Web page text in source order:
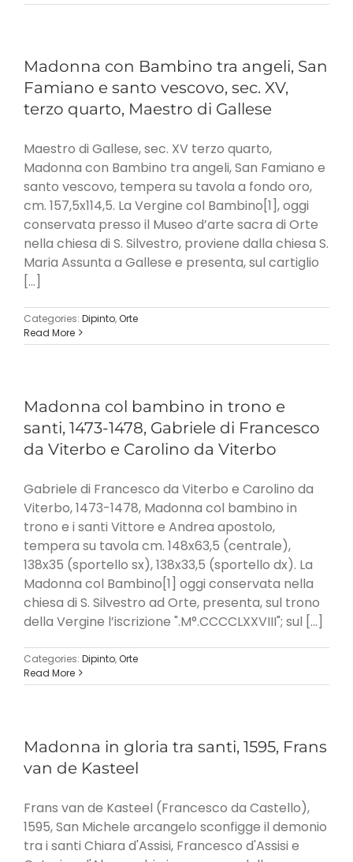
Madonna con Bambino tra angeli, San
Famiano e santo vescovo, sec. XV,
terzo quarto, Maestro di Gallese
Maestro di Gallese, sec. XV terzo quarto,
Madonna con Bambino tra angeli, San Famiano e
santo vescovo, tempera su tavola a fondo oro,
cm. 157,5x114,5. La Vergine col Bambino[1], oggi
conservata presso il Museo d’arte sacra di Orte
nella chiesa di S. Silvestro, proviene dalla chiesa S.
Maria Assunta a Gallese e presenta, sul cartiglio
[...]
Categories: Dipinto,Orte
Read More
Madonna col bambino in trono e
santi, 1473-1478, Gabriele di Francesco
da Viterbo e Carolino da Viterbo
Gabriele di Francesco da Viterbo e Carolino da
Viterbo, 1473-1478, Madonna col bambino in
trono e i santi Vittore e Andrea apostolo,
tempera su tavola cm. 148x63,5 (centrale),
138x35 (sportello sx), 138x33,5 (sportello dx). La
Madonna col Bambino[1] oggi conservata nella
chiesa di S. Silvestro ad Orte, presenta, sul trono
della Vergine l’iscrizione ".M°.CCCCLXXVIII"; sul [...]
Categories: Dipinto,Orte
Read More
Madonna in gloria tra santi, 1595, Frans
van de Kasteel
Frans van de Kasteel (Francesco da Castello),
1595, San Michele arcangelo sconfigge il demonio
tra i santi Chiara d'Assisi, Francesco d'Assisi e